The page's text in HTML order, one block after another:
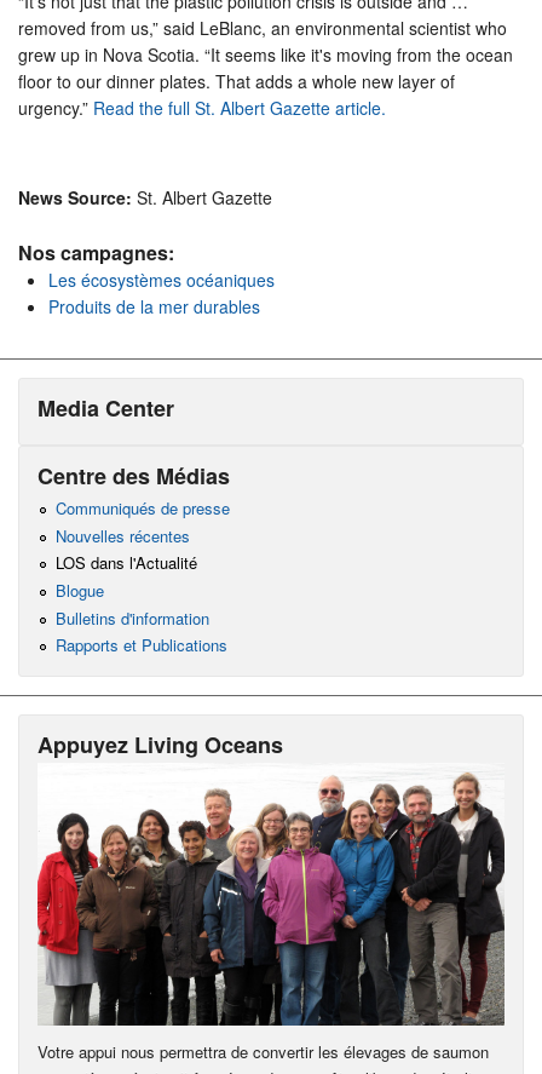
removed from us,” said LeBlanc, an environmental scientist who
grew up in Nova Scotia. “It seems like it's moving from the ocean
floor to our dinner plates. That adds a whole new layer of
urgency.” Read the full St. Albert Gazette article.
News Source: St. Albert Gazette
Nos campagnes:
Les écosystèmes océaniques
Produits de la mer durables
Media Center
Centre des Médias
Communiqués de presse
Nouvelles récentes
LOS dans l'Actualité
Blogue
Bulletins d'information
Rapports et Publications
Appuyez Living Oceans
Votre appui nous permettra de convertir les élevages de saumon